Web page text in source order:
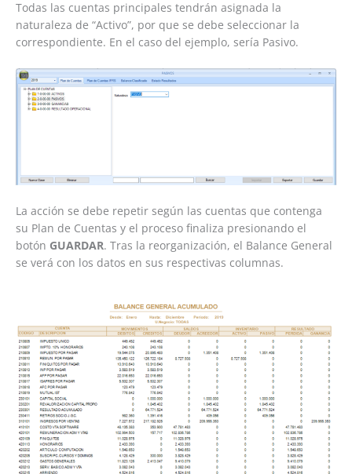
Todas las cuentas principales tendrán asignada la
naturaleza de “Activo”, por que se debe seleccionar la
correspondiente. En el caso del ejemplo, sería Pasivo.
La acción se debe repetir según las cuentas que contenga
su Plan de Cuentas y el proceso finaliza presionando el
botón GUARDAR. Tras la reorganización, el Balance General
se verá con los datos en sus respectivas columnas.